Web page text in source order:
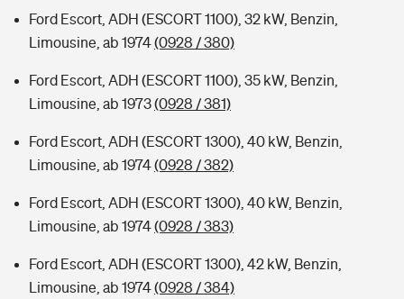
Ford Escort, ADH (ESCORT 1100), 32 kW, Benzin,
Limousine, ab 1974(0928 / 380)
Ford Escort, ADH (ESCORT 1100), 35 kW, Benzin,
Limousine, ab 1973(0928 / 381)
Ford Escort, ADH (ESCORT 1300), 40 kW, Benzin,
Limousine, ab 1974(0928 / 382)
Ford Escort, ADH (ESCORT 1300), 40 kW, Benzin,
Limousine, ab 1974(0928 / 383)
Ford Escort, ADH (ESCORT 1300), 42 kW, Benzin,
Limousine, ab 1974(0928 / 384)